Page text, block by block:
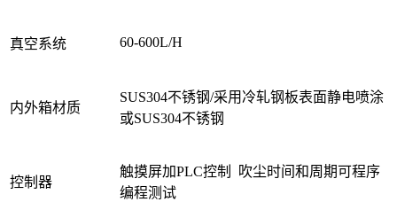
真空系统 60-600L/H
内外箱材质
SUS304不锈钢/采用冷轧钢板表面静电喷涂
或SUS304不锈钢
控制器
触摸屏加PLC控制 吹尘时间和周期可程序
编程测试